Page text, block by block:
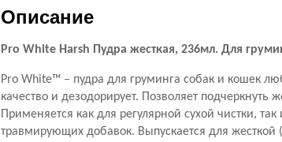
Описание
Pro White Harsh Пудра жесткая, 236мл. Для
Pro White™ – пудра для груминга собак и кошек
качество и дезодорирует. Позволяет
Применяется как для регулярной сухой чистки,
травмирующих добавок. Выпускается для жесткой